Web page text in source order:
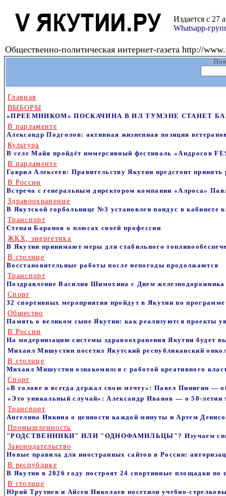
Издается с 27
Whatsapp-
Общественно-политическая интернет-газета http://
Главная
ВЫБОРЫ
«ПРЕЕМНИКОМ» ПОСКАЧИНА В ИЛ ТУМЭНЕ СТАНЕТ
В парламенте
Александр Подголов: активная жизненная позиция
Культура
В селе Майя пройдёт иммерсивный фестиваль «Андросов
В парламенте
Гаврил Алексеев: Правительству Якутии предстоит
В России
Встреча с генеральным директором компании «Алроса»
Здравоохранение
В Якутской горбольнице №3 установлен пандус в кабинете
Транспорт
Степан Баранов о плюсах своей профессии
ЖКХ, энергетика
В Якутии принимают меры для стабильного
В столице
Восстановительные работы после непогоды продолжаются
Транспорт
Поздравление Василия Шимохина с Днем железнодорожника
Спорт
32 спортивных мероприятия пройдут в Якутии по
Общество
Память о великом сыне Якутии: как реализуются проекты
В России
На модернизацию системы здравоохранения Якутии будет
Михаил Мишустин посетил Якутский республиканский
В столице
Михаил Мишустин ознакомился с работой креативного
Спорт
«В голове я всегда держал свою мечту»: Павел Пинигин —
«Это уникальный случай»: Александр Иванов — о 50-
Транспорт
Ангелина Инкина о ценности каждой минуты и Артем
Промышленность
"РОДСТВЕННИКИ" ИЛИ "ОДНОФАМИЛЬЦЫ"? Изучаем
Законодательство
Новые правила для иностранных сайтов в России:
В республике
В Якутии в 2026 году построят 24 спортивные площадки
В столице
Юрий Трутнев и Айсен Николаев посетили учебно-